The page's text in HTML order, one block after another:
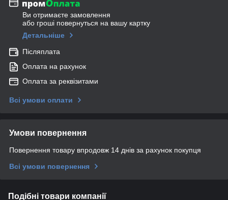
Ви отримаєте замовлення
або гроші повернуться на вашу картку
Детальніше
Післяплата
Оплата на рахунок
Оплата за реквізитами
Всі умови оплати
Умови повернення
Повернення товару впродовж 14 днів за рахунок покупця
Всі умови повернення
Подібні товари компанії